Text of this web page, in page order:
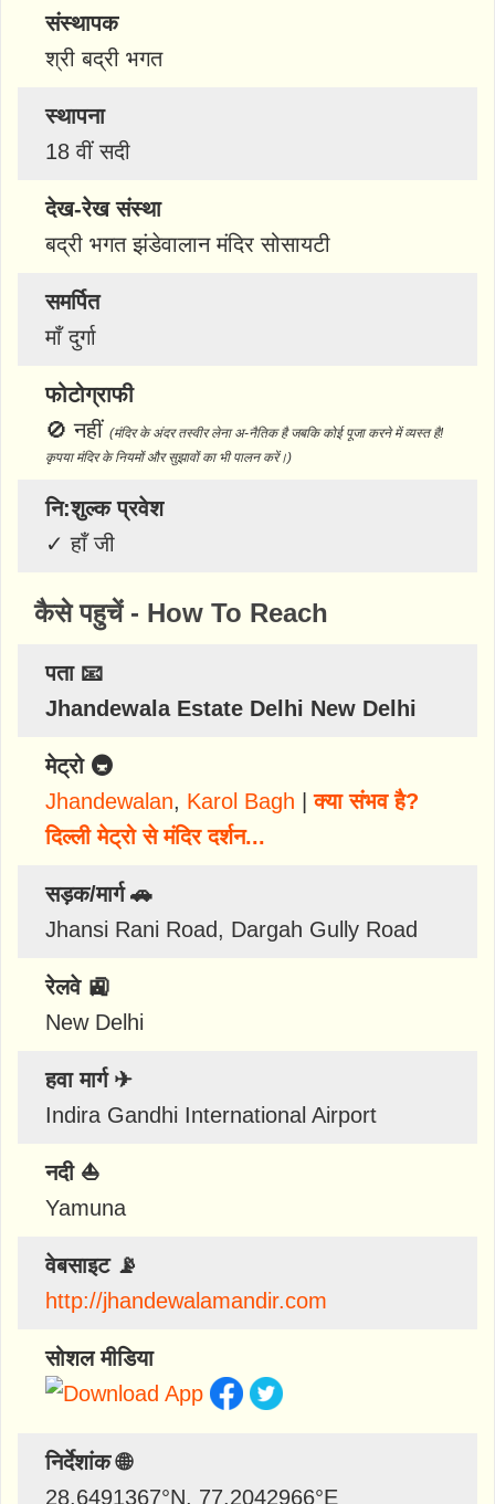
संस्थापक
श्री बद्री भगत
स्थापना
18 वीं सदी
देख-रेख संस्था
बद्री भगत झंडेवालान मंदिर सोसायटी
समर्पित
माँ दुर्गा
फोटोग्राफी
🚫नहीं (मंदिर के अंदर तस्वीर लेना अ-नैतिक है जबकि कोई पूजा करने में व्यस्त है!
कृपया मंदिर के नियमों और सुझावों का भी पालन करें।)
नि:शुल्क प्रवेश
✓हाँ जी
कैसे पहुचें - How To Reach
पता 📧
Jhandewala Estate Delhi New Delhi
मेट्रो 🚇
Jhandewalan, Karol Bagh |क्या संभव है?
दिल्ली मेट्रो से मंदिर दर्शन...
सड़क/मार्ग 🚗
Jhansi Rani Road, Dargah Gully Road
रेलवे 🚉
New Delhi
हवा मार्ग ✈
Indira Gandhi International Airport
नदी ⛵
Yamuna
वेबसाइट 📡
http://jhandewalamandir.com
सोशल मीडिया
निर्देशांक 🌐
28.6491367°N, 77.2042966°E